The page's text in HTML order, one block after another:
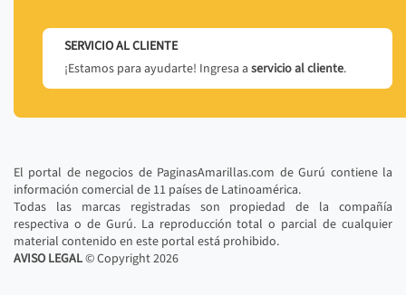
SERVICIO AL CLIENTE
¡Estamos para ayudarte! Ingresa a servicio al cliente.
El portal de negocios de PaginasAmarillas.com de Gurú contiene la
información comercial de 11 países de Latinoamérica.
Todas las marcas registradas son propiedad de la compañía
respectiva o de Gurú. La reproducción total o parcial de cualquier
material contenido en este portal está prohibido.
AVISO LEGAL© Copyright2026